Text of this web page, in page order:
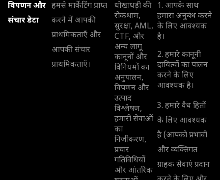
विपणन और
संचार डेटा
हमसे मार्केटिंग प्राप्त
करने में आपकी
प्राथमिकताएँ और
आपकी संचार
प्राथमिकताएँ।
धोखाधड़ी की
रोकथाम,
सुरक्षा, AML,
CTF, और
अन्य लागू
कानूनों और
विनियमों का
अनुपालन,
विपणन और
उत्पाद
विश्लेषण,
हमारी सेवाओं
का
निजीकरण,
प्रचार
गतिविधियों
और आंतरिक
1. आपके साथ
हमारा अनुबंध करने
के लिए आवश्यक
है।
2. हमारे कानूनी
दायित्वों का पालन
करने के लिए
आवश्यक है।
3. हमारे वैध हितों
के लिए आवश्यक
है (आपको प्रभावी
और व्यक्तिगत
ग्राहक सेवाएं प्रदान